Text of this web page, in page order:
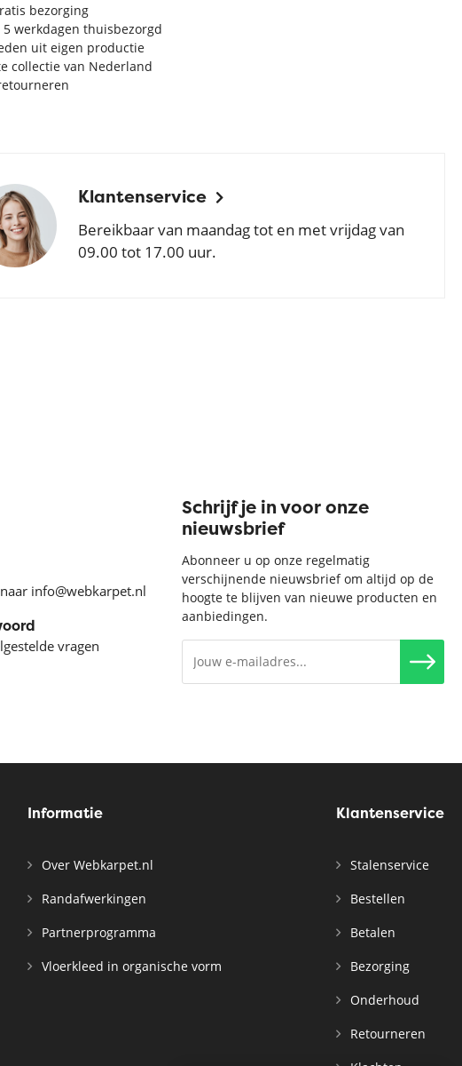
bezorging
5 werkdagen thuisbezorgd
uit eigen productie
collectie van Nederland
Klantenservice
Bereikbaar van maandag tot en met vrijdag van
09.00 tot 17.00 uur.
info@webkarpet.nl
vragen
Schrijf je in voor onze
nieuwsbrief
Abonneer u op onze regelmatig
verschijnende nieuwsbrief om altijd op de
hoogte te blijven van nieuwe producten en
aanbiedingen.
Informatie
Over Webkarpet.nl
Randafwerkingen
Partnerprogramma
Vloerkleed in organische vorm
Klantenservice
Stalenservice
Bestellen
Betalen
Bezorging
Onderhoud
Retourneren